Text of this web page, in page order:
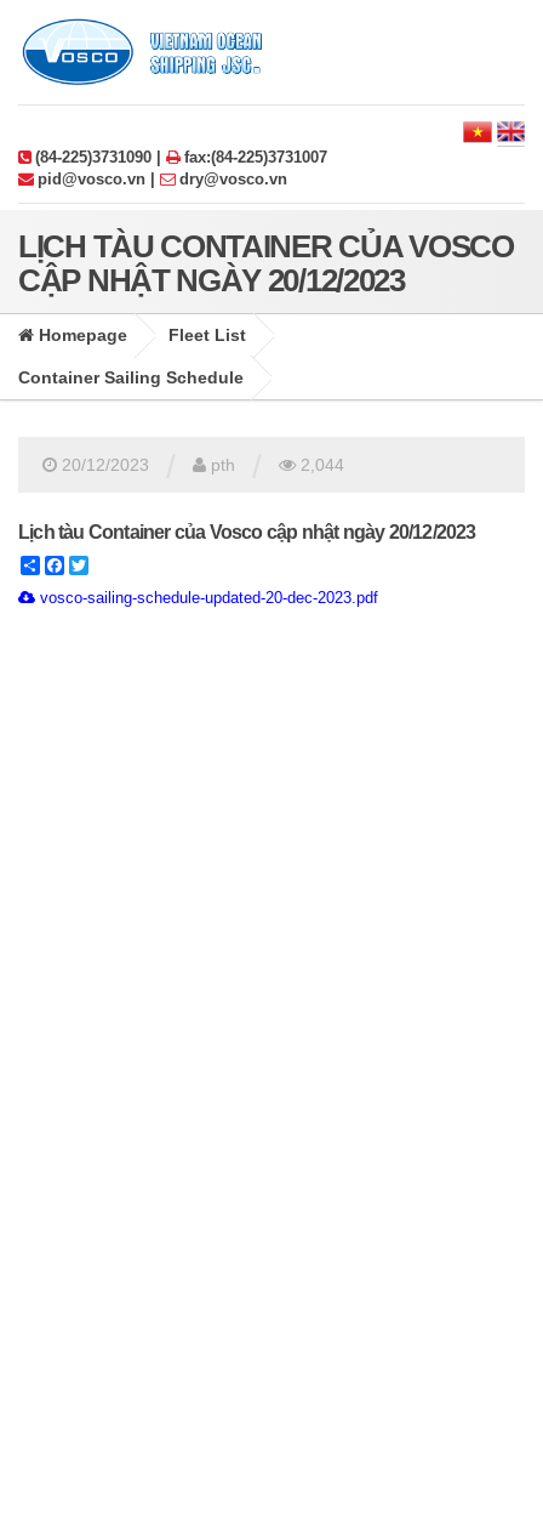
(84-225)3731090 |
fax:(84-225)3731007
pid@vosco.vn |
dry@vosco.vn
LỊCH TÀU CONTAINER CỦA VOSCO
CẬP NHẬT NGÀY 20/12/2023
Homepage Fleet List
Container Sailing Schedule
20/12/2023 pth 2,044
Lịch tàu Container của Vosco cập nhật ngày 20/12/2023
ShareFacebook
vosco-sailing-schedule-updated-20-dec-2023.pdf